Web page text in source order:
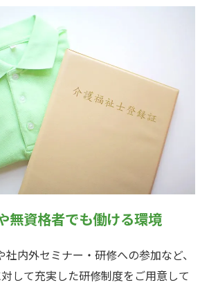
無資格者でも働ける環境
社内外セミナー・研修への参加など、
して充実した研修制度をご用意して